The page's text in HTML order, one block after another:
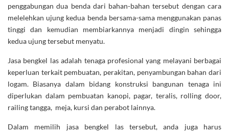
penggabungan dua benda dari bahan-bahan tersebut dengan cara
melelehkan ujung kedua benda bersama-sama menggunakan panas
tinggi dan kemudian membiarkannya menjadi dingin sehingga
kedua ujung tersebut menyatu.
Jasa bengkel las adalah tenaga profesional yang melayani berbagai
keperluan terkait pembuatan, perakitan, penyambungan bahan dari
logam. Biasanya dalam bidang konstruksi bangunan tenaga ini
diperlukan dalam pembuatan kanopi, pagar, teralis, rolling door,
railing tangga, meja, kursi dan perabot lainnya.
Dalam memilih jasa bengkel las tersebut, anda juga harus